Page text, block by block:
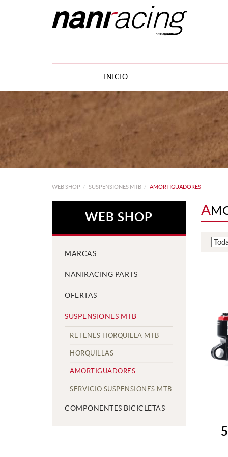
INICIO
WEB SHOP SUSPENSIONES MTB AMORTIGUADORES
WEB SHOP
MARCAS
NANIRACING PARTS
OFERTAS
SUSPENSIONES MTB
RETENES HORQUILLA MTB
HORQUILLAS
AMORTIGUADORES
SERVICIO SUSPENSIONES MTB
COMPONENTES BICICLETAS
A